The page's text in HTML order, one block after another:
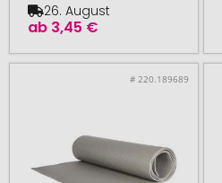
ab 3,45 €
26. August
# 220.189689